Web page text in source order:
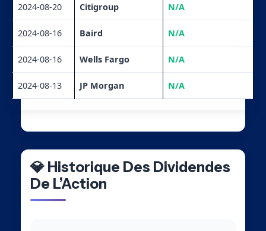
2024-08-20 Citigroup N/A
2024-08-16 Baird N/A
2024-08-16 Wells Fargo N/A
2024-08-13 JP Morgan N/A
💎 Historique Des Dividendes
De L’Action